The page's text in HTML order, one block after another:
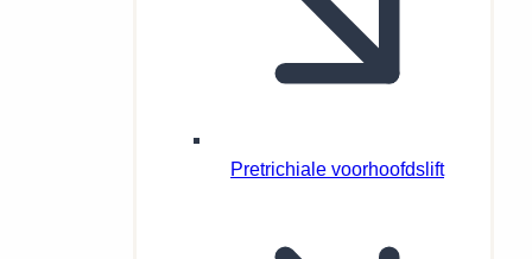
Pretrichiale voorhoofdslift